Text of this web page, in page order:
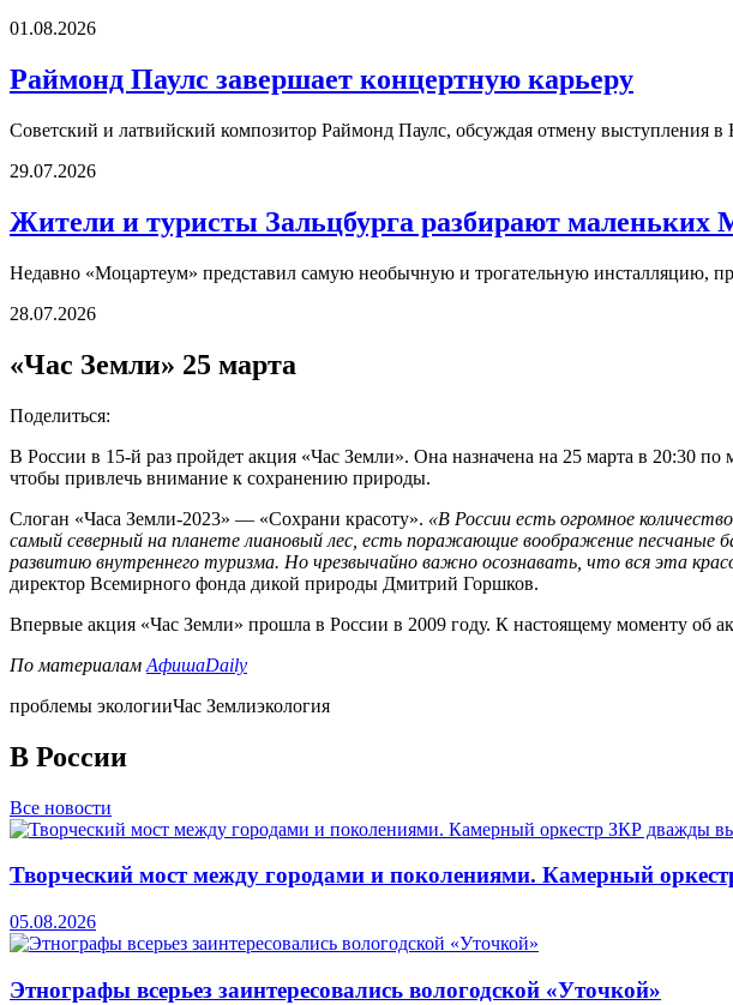
01.08.2026
Раймонд Паулс завершает концертную карьеру
Советский и латвийский композитор Раймонд Паулс, обсуждая отмену выступления в
29.07.2026
Жители и туристы Зальцбурга разбирают маленьких
Недавно «Моцартеум» представил самую необычную и трогательную инсталляцию,
28.07.2026
«Час Земли» 25 марта
Поделиться:
В России в 15-й раз пройдет акция «Час Земли». Она назначена на 25 марта в 20:30
чтобы привлечь внимание к сохранению природы.
Слоган «Часа Земли-2023» — «Сохрани красоту». «В России есть огромное
самый северный на планете лиановый лес, есть поражающие воображение песчаные
развитию внутреннего туризма. Но чрезвычайно важно осознавать, что вся эта
директор Всемирного фонда дикой природы Дмитрий Горшков.
Впервые акция «Час Земли» прошла в России в 2009 году. К настоящему моменту об
По материалам АфишаDaily
проблемы экологииЧас Землиэкология
В России
Все новости
Творческий мост между городами и поколениями. Камерный
05.08.2026
Этнографы всерьез заинтересовались вологодской «Уточкой»